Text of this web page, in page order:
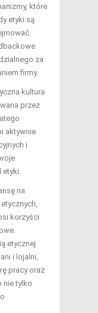
które
etyki są
za
firmy.
kultura
przez
aktywnie
i
na
korzyści
etycznej
i lojalni,
pracy oraz
nie tylko